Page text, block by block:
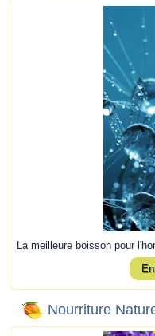
La meilleure boisson pour
Nourriture